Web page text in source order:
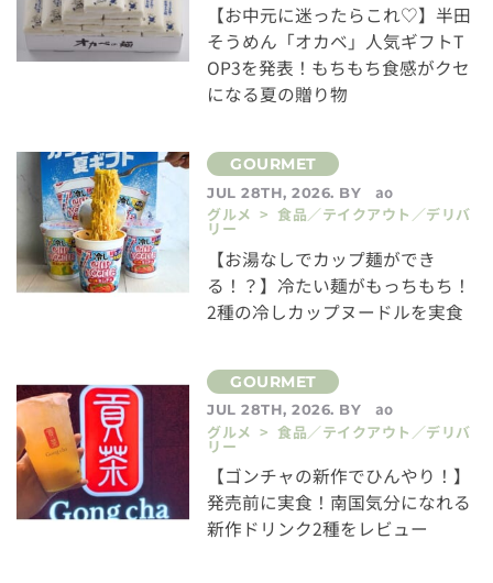
【お中元に迷ったらこれ♡】半田
そうめん「オカベ」人気ギフトT
OP3を発表！もちもち食感がクセ
になる夏の贈り物
JUL 28TH, 2026. BY
ao
グルメ > 食品／テイクアウト／デリバ
リー
【お湯なしでカップ麺ができ
る！？】冷たい麺がもっちもち！
2種の冷しカップヌードルを実食
JUL 28TH, 2026. BY
ao
グルメ > 食品／テイクアウト／デリバ
リー
【ゴンチャの新作でひんやり！】
発売前に実食！南国気分になれる
新作ドリンク2種をレビュー